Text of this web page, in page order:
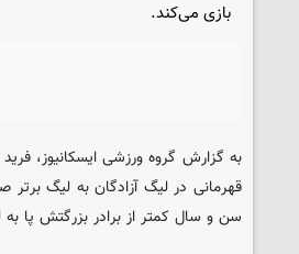
بازی می‌کند.
به گزارش گروه ورزشیایسکانیوز،
قهرمانی در لیگ آزادگان به لیگ برتر
سن و سال کمتر از برادر بزرگتش پا به